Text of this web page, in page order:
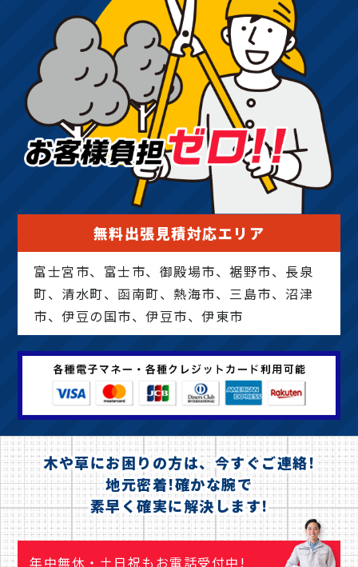
ウシ、カイズカ、花梨、クロガネモチ、ベニカナメ、
サザンカ、ホルトノキ、つつじ、コデマリ
無料出張見積対応エリア
富士宮市、富士市、御殿場市、裾野市、長泉
町、清水町、函南町、熱海市、三島市、沼津
市、伊豆の国市、伊豆市、伊東市
木や草にお困りの方は、今すぐご連絡!
地元密着!確かな腕で
素早く確実に解決します!
年中無休・土日祝もお電話受付中!